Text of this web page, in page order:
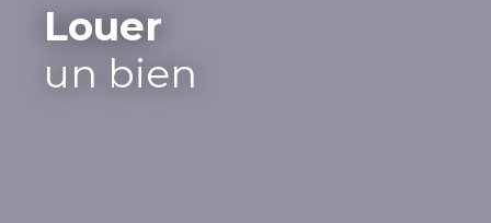
Louer
un bien